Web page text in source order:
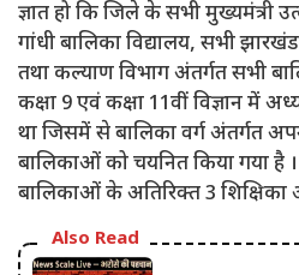
ज्ञात हो कि जिले के सभी मुख्यमंत्री
गांधी बालिका विद्यालय, सभी
तथा कल्याण विभाग अंतर्गत सभी
कक्षा 9 एवं कक्षा 11वीं विज्ञान में
था जिसमें से बालिका वर्ग अंतर्गत
बालिकाओं को चयनित किया गया है
बालिकाओं के अतिरिक्त 3 शिक्षिका
Also Read